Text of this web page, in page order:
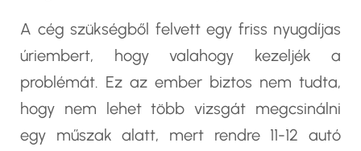
A cég szükségből felvett egy friss nyugdíjas
úriembert, hogy valahogy kezeljék a
problémát. Ez az ember biztos nem tudta,
hogy nem lehet több vizsgát megcsinálni
egy műszak alatt, mert rendre 11-12 autó